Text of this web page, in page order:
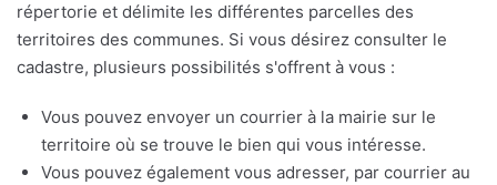
répertorie et délimite les différentes parcelles des
territoires des communes. Si vous désirez consulter le
cadastre, plusieurs possibilités s'offrent à vous :
Vous pouvez envoyer un courrier à la mairie sur le
territoire où se trouve le bien qui vous intéresse.
Vous pouvez également vous adresser, par courrier au